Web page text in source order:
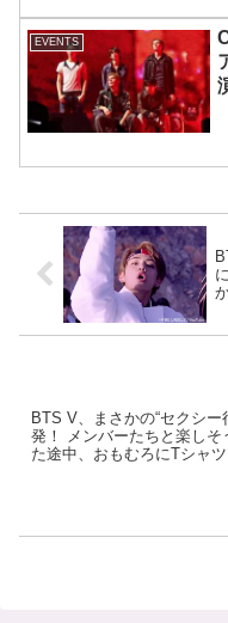
EVENTS
BTS V、まさかの“セクシー
発！ メンバーたちと楽しそ
た途中、おもむろにTシャ